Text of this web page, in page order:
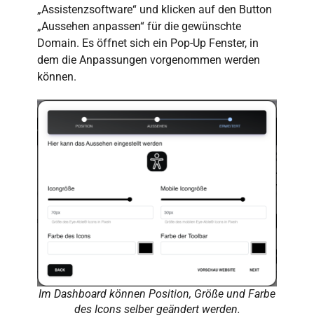
„Assistenzsoftware“ und klicken auf den Button
„Aussehen anpassen“ für die gewünschte
Domain. Es öffnet sich ein Pop-Up Fenster, in
dem die Anpassungen vorgenommen werden
können.
Im Dashboard können Position, Größe und Farbe
des Icons selber geändert werden.